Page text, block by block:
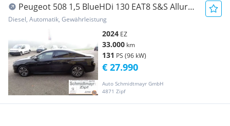
Peugeot 508 1,5 BlueHDi 130 EAT8 S&S Allure
Aut.
Diesel, Automatik, Gewährleistung
2024 EZ
33.000 km
131 PS (96 kW)
Auto Schmidtmayr GmbH
4871 Zipf
€ 27.990